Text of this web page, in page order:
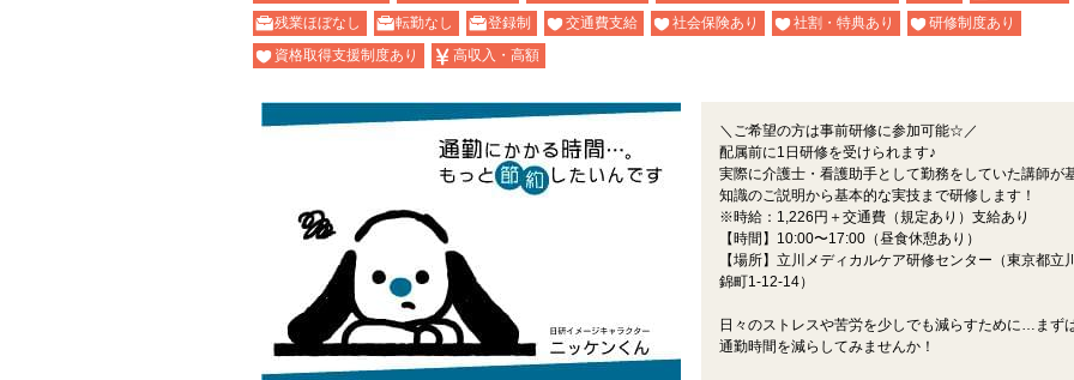
残業ほぼなし
転勤なし 登録制 交通費支給 社会保険あり 社割・特典あり
研修制度あり
資格取得支援制度あり
高収入・高額
＼ご希望の方は事前研修に参加可能☆／
配属前に1日研修を受けられます♪
実際に介護士・看護助手として勤務をしていた講師が
知識のご説明から基本的な実技まで研修します！
※時給：1,226円＋交通費（規定あり）支給あり
【時間】10:00〜17:00（昼食休憩あり）
【場所】立川メディカルケア研修センター（東京都立
錦町1-12-14）
日々のストレスや苦労を少しでも減らすために…まず
通勤時間を減らしてみませんか！